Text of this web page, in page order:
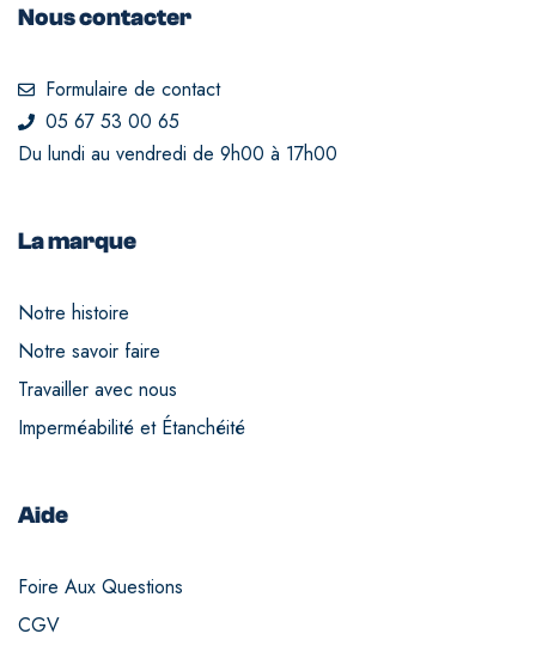
Nous contacter
Formulaire de contact
05 67 53 00 65
Du lundi au vendredi de 9h00 à 17h00
La marque
Notre histoire
Notre savoir faire
Travailler avec nous
Imperméabilité et Étanchéité
Aide
Foire Aux Questions
CGV